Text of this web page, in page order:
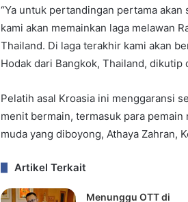
“Ya untuk pertandingan pertama
kami akan memainkan laga melawan
Thailand. Di laga terakhir kami akan
Hodak dari Bangkok, Thailand,
Pelatih asal Kroasia ini menggaransi
menit bermain, termasuk para pemain
muda yang diboyong, Athaya Zahran,
Artikel Terkait
Menunggu OTT di